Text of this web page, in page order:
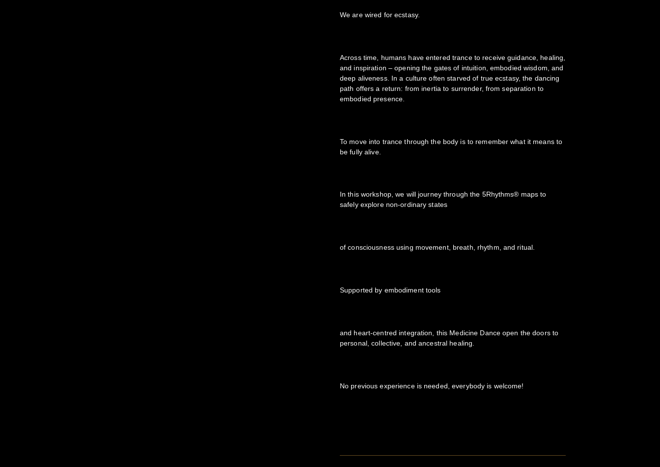
We are wired for ecstasy.
Across time, humans have entered trance to receive guidance, healing,
and inspiration – opening the gates of intuition, embodied wisdom, and
deep aliveness. In a culture often starved of true ecstasy, the dancing
path offers a return: from inertia to surrender, from separation to
embodied presence.
To move into trance through the body is to remember what it means to
be fully alive.
In this workshop, we will journey through the 5Rhythms® maps to
safely explore non-ordinary states
of consciousness using movement, breath, rhythm, and ritual.
Supported by embodiment tools
and heart-centred integration, this Medicine Dance open the doors to
personal, collective, and ancestral healing.
No previous experience is needed, everybody is welcome!